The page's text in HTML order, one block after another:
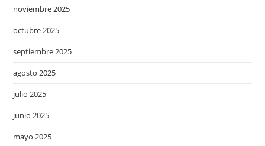
noviembre 2025
octubre 2025
septiembre 2025
agosto 2025
julio 2025
junio 2025
mayo 2025